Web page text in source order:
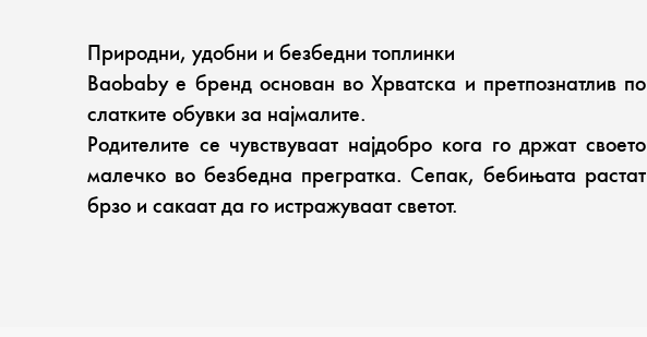
Природни, удобни и безбедни топлинки
Baobaby е бренд основан во Хрватска и претпознатлив по
слатките обувки за најмалите.
Родителите се чувствуваат најдобро кога го држат своето
малечко во безбедна прегратка. Сепак, бебињата растат
брзо и сакаат да го истражуваат светот.